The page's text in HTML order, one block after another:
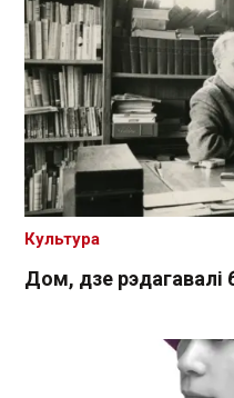
Дом, дзе
Культура